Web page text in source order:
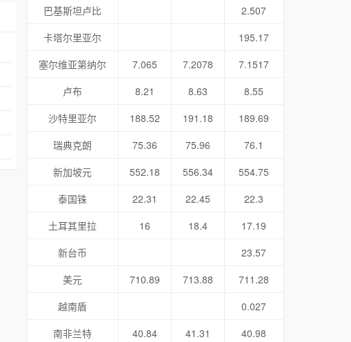
巴基斯坦卢比
2.507
卡塔尔里亚尔
195.17
塞尔维亚第纳尔
7.065 7.2078
7.1517
卢布
8.21 8.63
8.55
沙特里亚尔
188.52 191.18
189.69
瑞典克朗
75.36 75.96
76.1
新加坡元
552.18 556.34
554.75
泰国铢
22.31 22.45
22.3
土耳其里拉
16 18.4
17.19
新台币
23.57
美元
710.89 713.88
711.28
越南盾
0.027
南非兰特
40.84 41.31
40.98